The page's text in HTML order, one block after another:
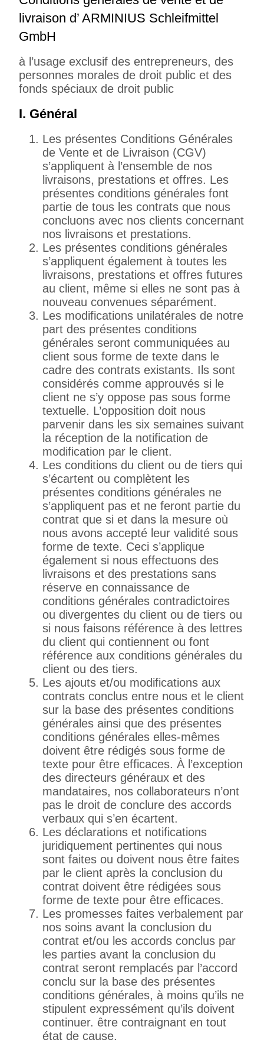
livraison d’ ARMINIUS Schleifmittel
GmbH
à l’usage exclusif des entrepreneurs, des
personnes morales de droit public et des
fonds spéciaux de droit public
I. Général
Les présentes Conditions Générales
de Vente et de Livraison (CGV)
s’appliquent à l’ensemble de nos
livraisons, prestations et offres. Les
présentes conditions générales font
partie de tous les contrats que nous
concluons avec nos clients concernant
nos livraisons et prestations.
Les présentes conditions générales
s’appliquent également à toutes les
livraisons, prestations et offres futures
au client, même si elles ne sont pas à
nouveau convenues séparément.
Les modifications unilatérales de notre
part des présentes conditions
générales seront communiquées au
client sous forme de texte dans le
cadre des contrats existants. Ils sont
considérés comme approuvés si le
client ne s’y oppose pas sous forme
textuelle. L’opposition doit nous
parvenir dans les six semaines suivant
la réception de la notification de
modification par le client.
Les conditions du client ou de tiers qui
s’écartent ou complètent les
présentes conditions générales ne
s’appliquent pas et ne feront partie du
contrat que si et dans la mesure où
nous avons accepté leur validité sous
forme de texte. Ceci s’applique
également si nous effectuons des
livraisons et des prestations sans
réserve en connaissance de
conditions générales contradictoires
ou divergentes du client ou de tiers ou
si nous faisons référence à des lettres
du client qui contiennent ou font
référence aux conditions générales du
client ou des tiers.
Les ajouts et/ou modifications aux
contrats conclus entre nous et le client
sur la base des présentes conditions
générales ainsi que des présentes
conditions générales elles-mêmes
doivent être rédigés sous forme de
texte pour être efficaces. À l’exception
des directeurs généraux et des
mandataires, nos collaborateurs n’ont
pas le droit de conclure des accords
verbaux qui s’en écartent.
Les déclarations et notifications
juridiquement pertinentes qui nous
sont faites ou doivent nous être faites
par le client après la conclusion du
contrat doivent être rédigées sous
forme de texte pour être efficaces.
Les promesses faites verbalement par
nos soins avant la conclusion du
contrat et/ou les accords conclus par
les parties avant la conclusion du
contrat seront remplacés par l’accord
conclu sur la base des présentes
conditions générales, à moins qu’ils ne
stipulent expressément qu’ils doivent
continuer. être contraignant en tout
état de cause.